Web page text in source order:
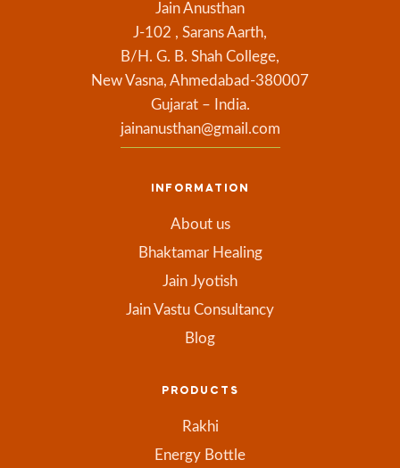
Jain Anusthan
J-102 , Sarans Aarth,
B/H. G. B. Shah College,
New Vasna, Ahmedabad-380007
Gujarat – India.
jainanusthan@gmail.com
INFORMATION
About us
Bhaktamar Healing
Jain Jyotish
Jain Vastu Consultancy
Blog
PRODUCTS
Rakhi
Energy Bottle